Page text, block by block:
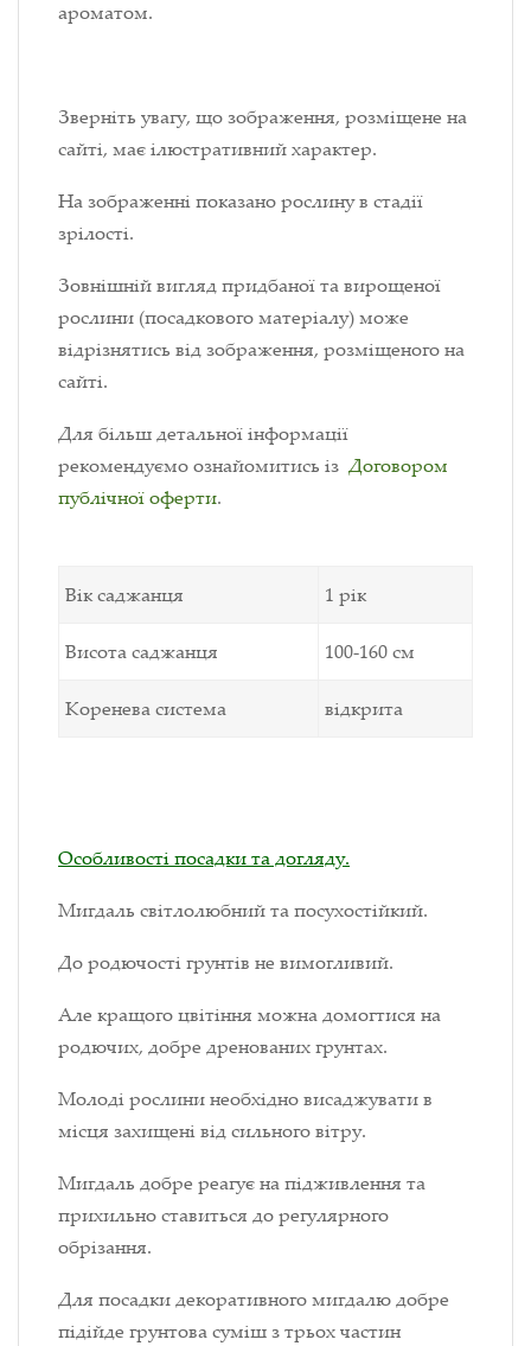
ароматом.
Зверніть увагу, що зображення, розміщене на
сайті, має ілюстративний характер.
На зображенні показано рослину в стадії
зрілості.
Зовнішній вигляд придбаної та вирощеної
рослини (посадкового матеріалу) може
відрізнятись від зображення, розміщеного на
сайті.
Для більш детальної інформації
рекомендуємо ознайомитись із Договором
публічної оферти.
Вік саджанця 1 рік
Висота саджанця 100-160 см
Коренева система відкрита
Особливості посадки та догляду.
Мигдаль світлолюбний та посухостійкий.
До родючості грунтів не вимогливий.
Але кращого цвітіння можна домогтися на
родючих, добре дренованих грунтах.
Молоді рослини необхідно висаджувати в
місця захищені від сильного вітру.
Мигдаль добре реагує на підживлення та
прихильно ставиться до регулярного
обрізання.
Для посадки декоративного мигдалю добре
підійде грунтова суміш з трьох частин